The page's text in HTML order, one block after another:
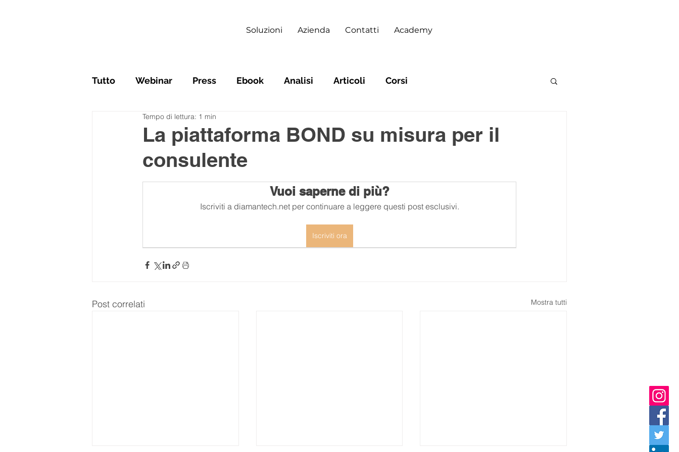
Soluzioni Azienda Contatti Academy
Tutto Webinar Press Ebook Analisi Articoli Corsi
La piattaforma BOND su misura per il
consulente
Tempo di lettura: 1 min
Vuoi saperne di più?
Iscriviti a diamantech.net per continuare a leggere questi post esclusivi.
Iscriviti ora
Post correlati Mostra tutti